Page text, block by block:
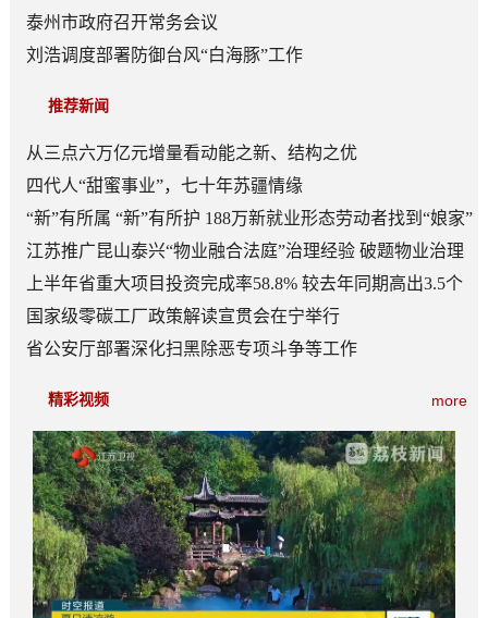
泰州市政府召开常务会议
刘浩调度部署防御台风“白海豚”工作
推荐新闻
从三点六万亿元增量看动能之新、结构之优
四代人“甜蜜事业”，七十年苏疆情缘
“新”有所属 “新”有所护 188万新就业形态劳动者找到“娘家”
江苏推广昆山泰兴“物业融合法庭”治理经验 破题物业治理
“老大难”
上半年省重大项目投资完成率58.8% 较去年同期高出3.5个
百分点
国家级零碳工厂政策解读宣贯会在宁举行
省公安厅部署深化扫黑除恶专项斗争等工作
more
精彩视频